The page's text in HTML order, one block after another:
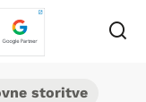
storitve